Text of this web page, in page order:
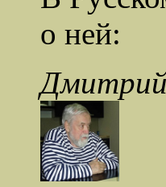
о ней:
Дмитрий